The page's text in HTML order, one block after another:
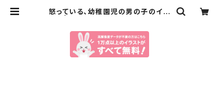
怒っている、幼稚園児の男の子のイラ